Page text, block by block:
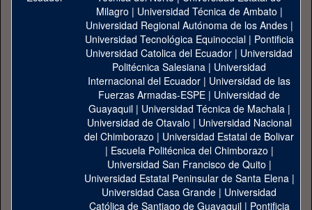
Milagro | Universidad Técnica de Ambato |
Universidad Regional Autónoma de los Andes|
Universidad Tecnológica Equinoccial| Pontificia
Universidad Catolica del Ecuador | Universidad
Politécnica Salesiana | Universidad
Internacional del Ecuador | Universidad de las
Fuerzas Armadas-ESPE | Universidad de
Guayaquil| Universidad Técnica de Machala|
Universidad de Otavalo | Universidad Nacional
del Chimborazo | Universidad Estatal de Bolivar
| Escuela Politécnica del Chimborazo |
Universidad San Francisco de Quito |
Universidad Estatal Peninsular de Santa Elena|
Universidad Casa Grande | Universidad
Católica de Santiago de Guayaquil| Pontificia